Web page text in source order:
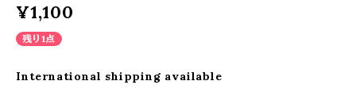
¥1,100
残り1点
International shipping available